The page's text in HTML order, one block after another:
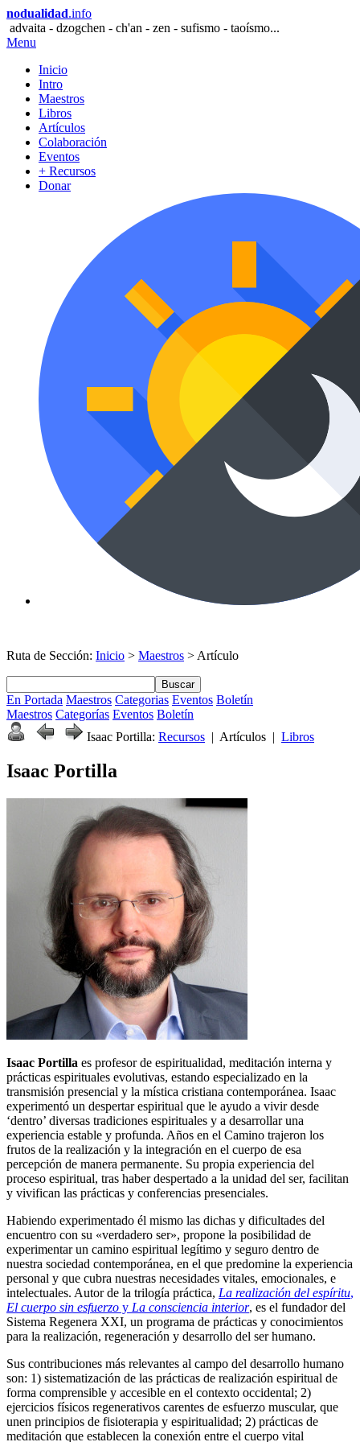
nodualidad.info
advaita - dzogchen - ch'an - zen - sufismo - taoísmo...
Menu
Inicio
Intro
Maestros
Libros
Artículos
Colaboración
Eventos
+ Recursos
Donar
Ruta de Sección: Inicio > Maestros > Artículo
Buscar
En Portada Maestros Categorias Eventos Boletín
Maestros Categorías Eventos Boletín
Isaac Portilla: Recursos | Artículos | Libros
Isaac Portilla
Isaac Portilla es profesor de espiritualidad, meditación interna y
prácticas espirituales evolutivas, estando especializado en la
transmisión presencial y la mística cristiana contemporánea. Isaac
experimentó un despertar espiritual que le ayudo a vivir desde
‘dentro’ diversas tradiciones espirituales y a desarrollar una
experiencia estable y profunda. Años en el Camino trajeron los
frutos de la realización y la integración en el cuerpo de esa
percepción de manera permanente. Su propia experiencia del
proceso espiritual, tras haber despertado a la unidad del ser, facilitan
y vivifican las prácticas y conferencias presenciales.
Habiendo experimentado él mismo las dichas y dificultades del
encuentro con su «verdadero ser», propone la posibilidad de
experimentar un camino espiritual legítimo y seguro dentro de
nuestra sociedad contemporánea, en el que predomine la experiencia
personal y que cubra nuestras necesidades vitales, emocionales, e
intelectuales. Autor de la trilogía práctica, La realización del espíritu,
El cuerpo sin esfuerzo y La consciencia interior, es el fundador del
Sistema Regenera XXI, un programa de prácticas y conocimientos
para la realización, regeneración y desarrollo del ser humano.
Sus contribuciones más relevantes al campo del desarrollo humano
son: 1) sistematización de las prácticas de realización espiritual de
forma comprensible y accesible en el contexto occidental; 2)
ejercicios físicos regenerativos carentes de esfuerzo muscular, que
unen principios de fisioterapia y espiritualidad; 2) prácticas de
meditación que establecen la conexión entre el cuerpo vital